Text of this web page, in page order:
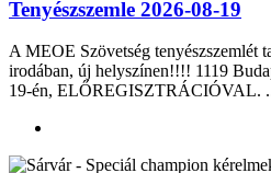
Tenyészszemle 2026-08-19
A MEOE Szövetség tenyészszemlét
irodában, új helyszínen!!!! 1119
19-én, ELŐREGISZTRÁCIÓVAL.